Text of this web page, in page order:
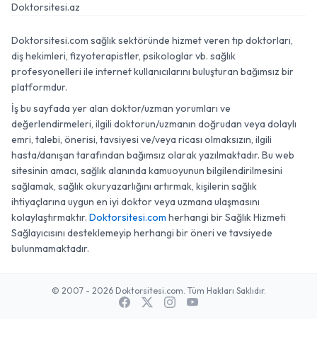
Doktorsitesi.az
Doktorsitesi.com sağlık sektöründe hizmet veren tıp doktorları,
diş hekimleri, fizyoterapistler, psikologlar vb. sağlık
profesyonelleri ile internet kullanıcılarını buluşturan bağımsız bir
platformdur.
İş bu sayfada yer alan doktor/uzman yorumları ve
değerlendirmeleri, ilgili doktorun/uzmanın doğrudan veya dolaylı
emri, talebi, önerisi, tavsiyesi ve/veya ricası olmaksızın, ilgili
hasta/danışan tarafından bağımsız olarak yazılmaktadır. Bu web
sitesinin amacı, sağlık alanında kamuoyunun bilgilendirilmesini
sağlamak, sağlık okuryazarlığını artırmak, kişilerin sağlık
ihtiyaçlarına uygun en iyi doktor veya uzmana ulaşmasını
kolaylaştırmaktır. Doktorsitesi.com herhangi bir Sağlık Hizmeti
Sağlayıcısını desteklemeyip herhangi bir öneri ve tavsiyede
bulunmamaktadır.
© 2007 - 2026 Doktorsitesi.com. Tüm Hakları Saklıdır.